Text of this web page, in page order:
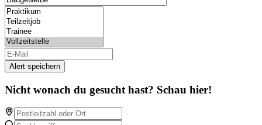
Alert speichern
Nicht wonach du gesucht hast? Schau hier!